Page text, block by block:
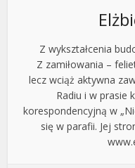
Z wykształcenia
Z zamiłowania –
lecz wciąż aktywna
Radiu i w prasie
korespondencyjną w
się w parafii. Jej